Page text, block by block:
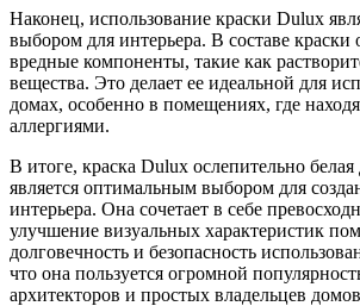
Наконец, использование краски Dulux
выбором для интерьера. В составе краски
вредные компоненты, такие как
вещества. Это делает ее идеальной для
домах, особенно в помещениях, где
аллергиями.
В итоге, краска Dulux ослепительно белая
является оптимальным выбором для
интерьера. Она сочетает в себе
улучшение визуальных характеристик
долговечность и безопасность
что она пользуется огромной
архитекторов и простых владельцев